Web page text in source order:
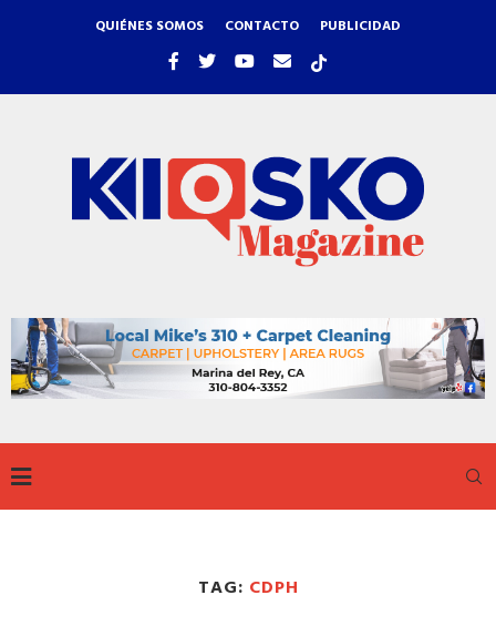
QUIÉNES SOMOS CONTACTO PUBLICIDAD
TAG: CDPH